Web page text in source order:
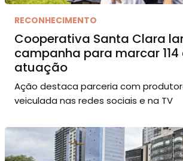
RECONHECIMENTO
Cooperativa Santa Clara
campanha para marcar
atuação
Ação destaca parceria com
veiculada nas redes sociais e na TV